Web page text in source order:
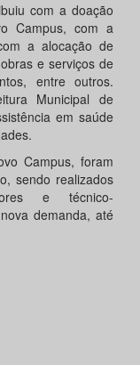
com a doação
Campus, com a
a alocação de
e serviços de
entre outros.
Municipal de
em saúde
Campus, foram
sendo realizados
e técnico-
demanda, até